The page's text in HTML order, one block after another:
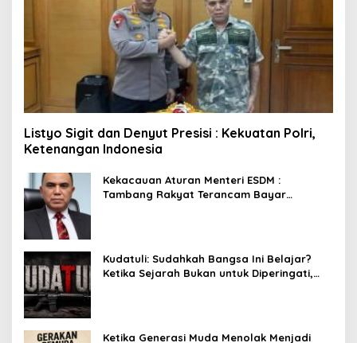
Listyo Sigit dan Denyut Presisi : Kekuatan Polri,
Ketenangan Indonesia
Kekacauan Aturan Menteri ESDM :
Tambang Rakyat Terancam Bayar
Kudatuli: Sudahkah Bangsa Ini Belajar?
Ketika Sejarah Bukan untuk Diperingati,
Ketika Generasi Muda Menolak Menjadi